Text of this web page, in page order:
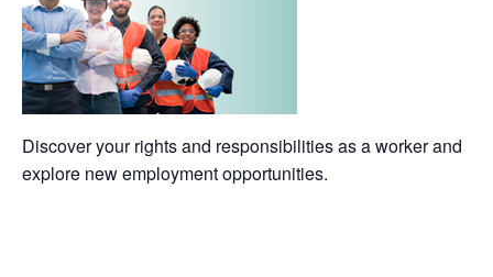
Discover your rights and responsibilities as a worker and
explore new employment opportunities.